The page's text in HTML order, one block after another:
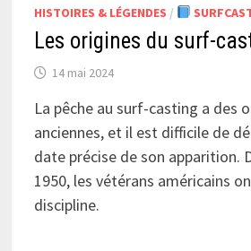
HISTOIRES & LÉGENDES /
Les origines du surf-
14 mai 2024
La pêche au surf-casting a des
anciennes, et il est difficile de
date précise de son apparition.
1950, les vétérans américains
discipline.